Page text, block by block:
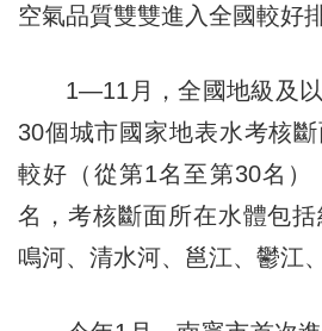
空氣品質雙雙進入全國較好排
1—11月，全國地級及以
30個城市國家地表水考核
較好（從第1名至第30名）
名，考核斷面所在水體包
鳴河、清水河、邕江、鬱江